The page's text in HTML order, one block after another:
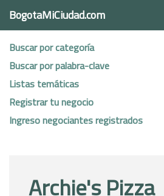
BogotaMiCiudad.com
Buscar por categoría
Buscar por palabra-clave
Listas temáticas
Registrar tu negocio
Ingreso negociantes registrados
Archie's Pizza